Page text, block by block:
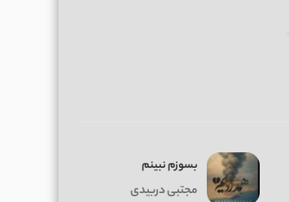
بسوزم نبینم
مجتبی دربیدی